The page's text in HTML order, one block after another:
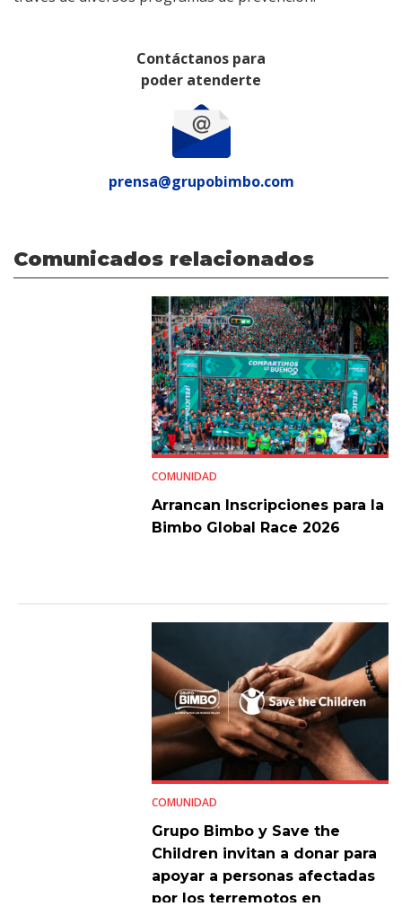
Contáctanos para
poder atenderte
prensa@grupobimbo.com
Comunicados relacionados
COMUNIDAD
Arrancan Inscripciones para la
Bimbo Global Race 2026
COMUNIDAD
Grupo Bimbo y Save the
Children invitan a donar para
apoyar a personas afectadas
por los terremotos en